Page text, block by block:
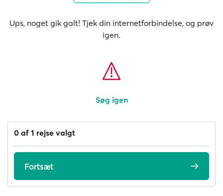
Ups, noget gik galt! Tjek din internetforbindelse, og prøv
igen.
Søg igen
0 af 1 rejse valgt
Fortsæt